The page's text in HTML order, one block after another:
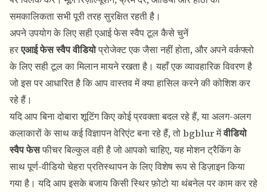
समकालिकता सभी पूरी तरह सुरक्षित रहती है।
अपने उपयोग के लिए सही एआई फेस स्वैप टूल कैसे चुनें
हरएआई फेस स्वैप वीडियोप्रोजेक्ट एक जैसा नहीं होता, और अपने वर्कफ्लो
के लिए सही टूल का मिलान मायने रखता है। यहाँ एक व्यावहारिक विवरण है
जो इस पर आधारित है कि आप वास्तव में क्या हासिल करने की कोशिश कर
रहे हैं।
यदि आप बिना दोबारा शूटिंग किए कोई प्रवक्ता बदल रहे हैं, या अलग-अलग
कलाकारों के साथ कई विज्ञापन वेरिएंट बना रहे हैं, तो bgblur मेंवीडियो
स्वैप फेसफीचर बिल्कुल वही है जो आपको चाहिए, यह मोशन ट्रैकिंग के
साथ पूर्ण-वीडियो चेहरा प्रतिस्थापन के लिए विशेष रूप से डिज़ाइन किया
गया है। यदि आप इसके बजाय किसी स्थिर फ़ोटो या थंबनेल पर काम कर रहे